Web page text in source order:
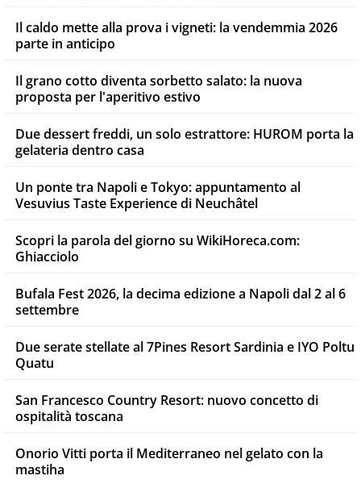
Il caldo mette alla prova i vigneti: la vendemmia 2026
parte in anticipo
Il grano cotto diventa sorbetto salato: la nuova
proposta per l'aperitivo estivo
Due dessert freddi, un solo estrattore: HUROM porta la
gelateria dentro casa
Un ponte tra Napoli e Tokyo: appuntamento al
Vesuvius Taste Experience di Neuchâtel
Scopri la parola del giorno su WikiHoreca.com:
Ghiacciolo
Bufala Fest 2026, la decima edizione a Napoli dal 2 al 6
settembre
Due serate stellate al 7Pines Resort Sardinia e IYO Poltu
Quatu
San Francesco Country Resort: nuovo concetto di
ospitalità toscana
Onorio Vitti porta il Mediterraneo nel gelato con la
mastiha